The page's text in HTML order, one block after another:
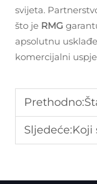
svijeta.
što je RMG
apsolutnu
komercijalni
Prethodno:Šta
Sljedeće:Koji su